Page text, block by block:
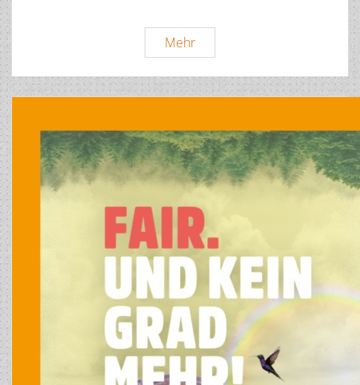
MehrFastenessen
2024